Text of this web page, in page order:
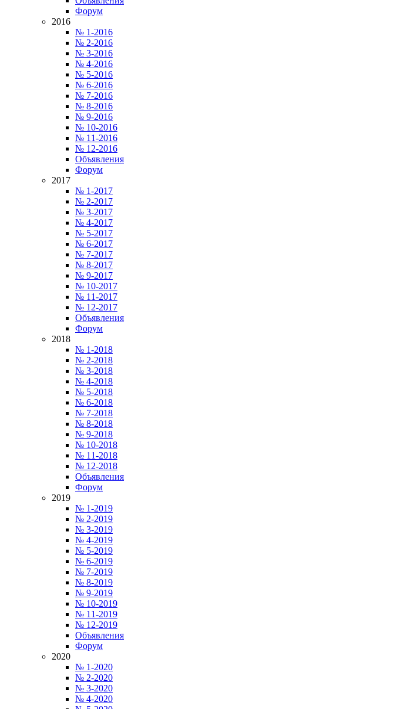
Форум
2016
№ 1-2016
№ 2-2016
№ 3-2016
№ 4-2016
№ 5-2016
№ 6-2016
№ 7-2016
№ 8-2016
№ 9-2016
№ 10-2016
№ 11-2016
№ 12-2016
Объявления
Форум
2017
№ 1-2017
№ 2-2017
№ 3-2017
№ 4-2017
№ 5-2017
№ 6-2017
№ 7-2017
№ 8-2017
№ 9-2017
№ 10-2017
№ 11-2017
№ 12-2017
Объявления
Форум
2018
№ 1-2018
№ 2-2018
№ 3-2018
№ 4-2018
№ 5-2018
№ 6-2018
№ 7-2018
№ 8-2018
№ 9-2018
№ 10-2018
№ 11-2018
№ 12-2018
Объявления
Форум
2019
№ 1-2019
№ 2-2019
№ 3-2019
№ 4-2019
№ 5-2019
№ 6-2019
№ 7-2019
№ 8-2019
№ 9-2019
№ 10-2019
№ 11-2019
№ 12-2019
Объявления
Форум
2020
№ 1-2020
№ 2-2020
№ 3-2020
№ 4-2020